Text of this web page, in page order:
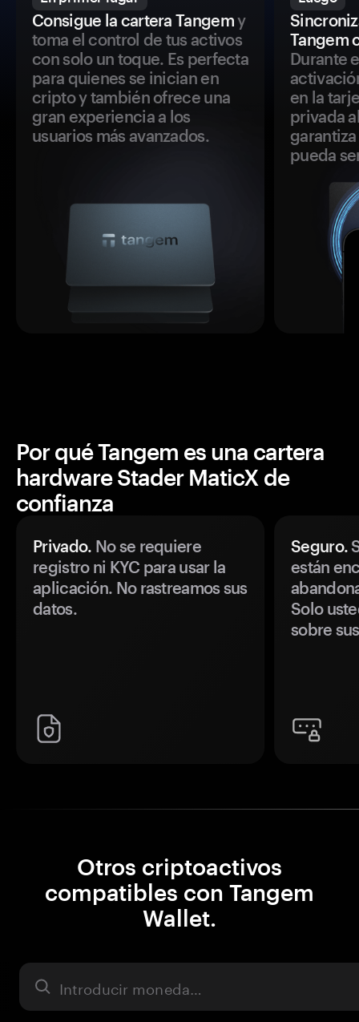
Consigue la cartera Tangemy
toma el control de tus activos
con solo un toque. Es perfecta
para quienes se inician en
cripto y también ofrece una
gran experiencia a los
usuarios más avanzados.
Tangem
Durante
en la
privada
pueda
Por qué Tangem es una cartera
hardware Stader MaticX de
confianza
Privado. No se requiere
registro ni KYC para usar la
aplicación. No rastreamos sus
datos.
Seguro.
están
Solo
sobre
Otros criptoactivos
compatibles con Tangem
Wallet.
Activo